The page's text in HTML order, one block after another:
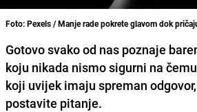
Foto: Pexels / Manje rade pokrete glavom dok
Gotovo svako od nas poznaje
koju nikada nismo sigurni na
koji uvijek imaju spreman
postavite pitanje.